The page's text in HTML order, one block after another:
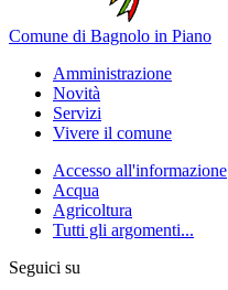
Comune di Bagnolo in Piano
Amministrazione
Novità
Servizi
Vivere il comune
Accesso all'informazione
Acqua
Agricoltura
Tutti gli argomenti...
Seguici su